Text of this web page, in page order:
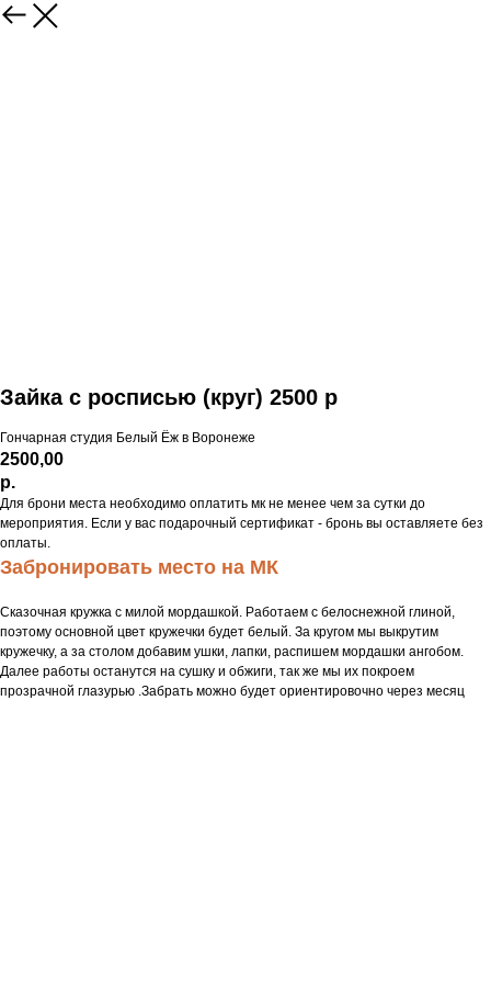
Зайка с росписью (круг) 2500 р
Гончарная студия Белый Ёж в Воронеже
2500,00
р.
Для брони места необходимо оплатить мк не менее чем за сутки до
мероприятия. Если у вас подарочный сертификат - бронь вы оставляете без
оплаты.
Забронировать место на МК
Сказочная кружка с милой мордашкой. Работаем с белоснежной глиной,
поэтому основной цвет кружечки будет белый. За кругом мы выкрутим
кружечку, а за столом добавим ушки, лапки, распишем мордашки ангобом.
Далее работы останутся на сушку и обжиги, так же мы их покроем
прозрачной глазурью .Забрать можно будет ориентировочно через месяц